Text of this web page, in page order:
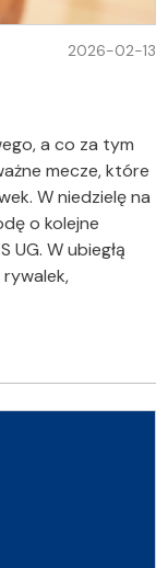
2026-02-13
a co za tym
mecze, które
W niedzielę na
o kolejne
W ubiegłą